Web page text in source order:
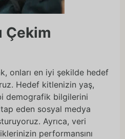
Çekim
onları en iyi şekilde hedef
Hedef kitlenizin yaş,
demografik bilgilerini
eden sosyal medya
Ayrıca, veri
performansını